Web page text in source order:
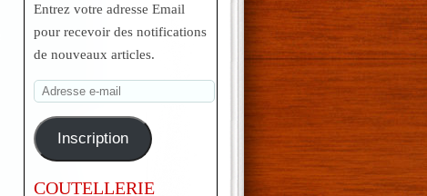
Entrez votre adresse Email
pour recevoir des notifications
de nouveaux articles.
Adresse
mail
Inscription
COUTELLERIE